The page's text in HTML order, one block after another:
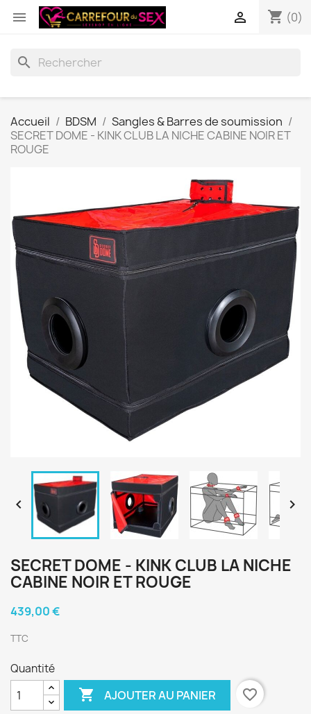
 shopping_cart (0)

search
Accueil BDSM
Sangles & Barres de soumission
SECRET DOME - KINK CLUB LA NICHE CABINE NOIR ET
ROUGE
 
SECRET DOME - KINK CLUB LA NICHE
CABINE NOIR ET ROUGE
439,00 €
TTC
Quantité
 AJOUTER AU PANIER favorite_border